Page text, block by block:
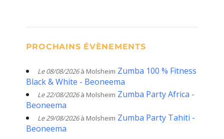
PROCHAINS ÉVÈNEMENTS
Le 08/08/2026à Molsheim Zumba 100 % Fitness
Black & White - Beoneema
Le 22/08/2026à Molsheim Zumba Party Africa -
Beoneema
Le 29/08/2026à Molsheim Zumba Party Tahiti -
Beoneema